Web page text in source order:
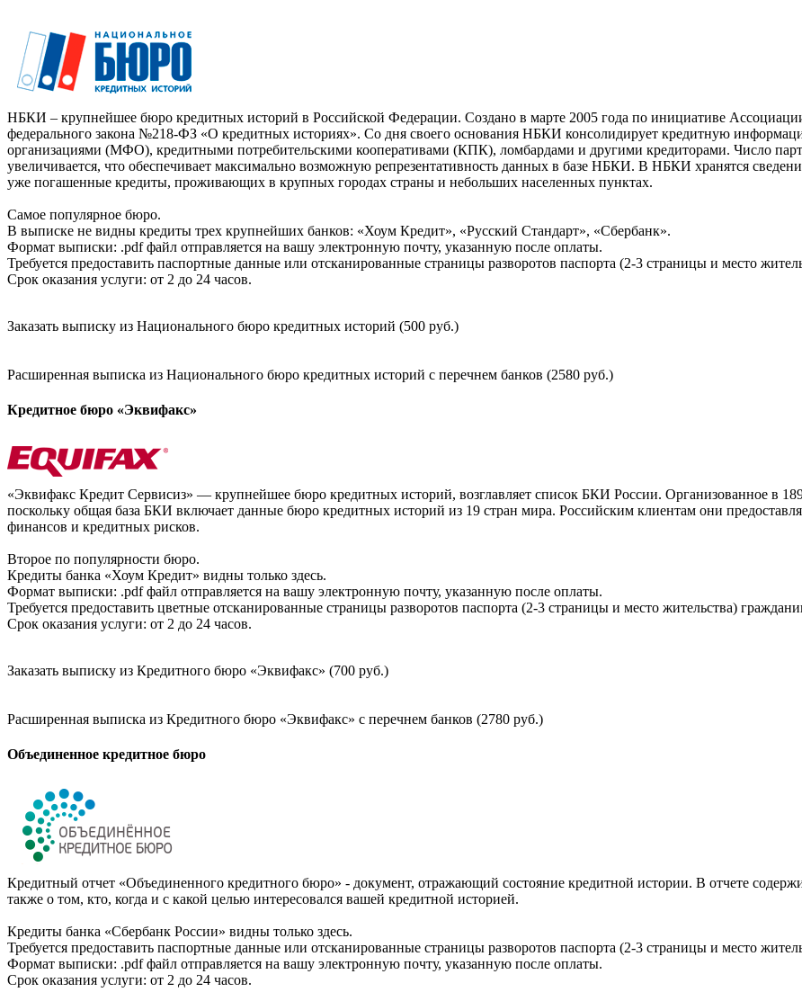
НБКИ – крупнейшее бюро кредитных историй в Российской Федерации. Создано в марте 2005 года по инициативе
федерального закона №218-ФЗ «О кредитных историях». Со дня своего основания НБКИ консолидирует кредитную
организациями (МФО), кредитными потребительскими кооперативами (КПК), ломбардами и другими кредиторами. Число
увеличивается, что обеспечивает максимально возможную репрезентативность данных в базе НБКИ. В НБКИ хранятся
уже погашенные кредиты, проживающих в крупных городах страны и небольших населенных пунктах.
Самое популярное бюро.
В выписке не видны кредиты трех крупнейших банков: «Хоум Кредит», «Русский Стандарт», «Сбербанк».
Формат выписки: .pdf файл отправляется на вашу электронную почту, указанную после оплаты.
Требуется предоставить паспортные данные или отсканированные страницы разворотов паспорта (2-3 страницы и место
Срок оказания услуги: от 2 до 24 часов.
Заказать выписку из Национального бюро кредитных историй (500 руб.)
Расширенная выписка из Национального бюро кредитных историй с перечнем банков (2580 руб.)
Кредитное бюро «Эквифакс»
«Эквифакс Кредит Сервисиз» — крупнейшее бюро кредитных историй, возглавляет список БКИ России. Организованное в
поскольку общая база БКИ включает данные бюро кредитных историй из 19 стран мира. Российским клиентам они
финансов и кредитных рисков.
Второе по популярности бюро.
Кредиты банка «Хоум Кредит» видны только здесь.
Формат выписки: .pdf файл отправляется на вашу электронную почту, указанную после оплаты.
Требуется предоставить цветные отсканированные страницы разворотов паспорта (2-3 страницы и место жительства)
Срок оказания услуги: от 2 до 24 часов.
Заказать выписку из Кредитного бюро «Эквифакс» (700 руб.)
Расширенная выписка из Кредитного бюро «Эквифакс» с перечнем банков (2780 руб.)
Объединенное кредитное бюро
Кредитный отчет «Объединенного кредитного бюро» - документ, отражающий состояние кредитной истории. В отчете
также о том, кто, когда и с какой целью интересовался вашей кредитной историей.
Кредиты банка «Сбербанк России» видны только здесь.
Требуется предоставить паспортные данные или отсканированные страницы разворотов паспорта (2-3 страницы и место
Формат выписки: .pdf файл отправляется на вашу электронную почту, указанную после оплаты.
Срок оказания услуги: от 2 до 24 часов.